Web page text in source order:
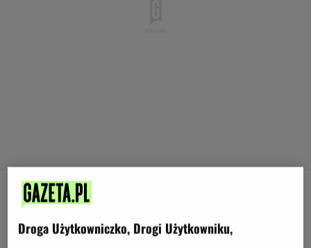
1 : 2
Droga Użytkowniczko, Drogi Użytkowniku,